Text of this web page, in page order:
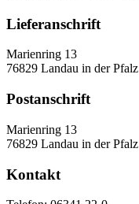
Lieferanschrift
Marienring 13
76829 Landau in der Pfalz
Postanschrift
Marienring 13
76829 Landau in der Pfalz
Kontakt